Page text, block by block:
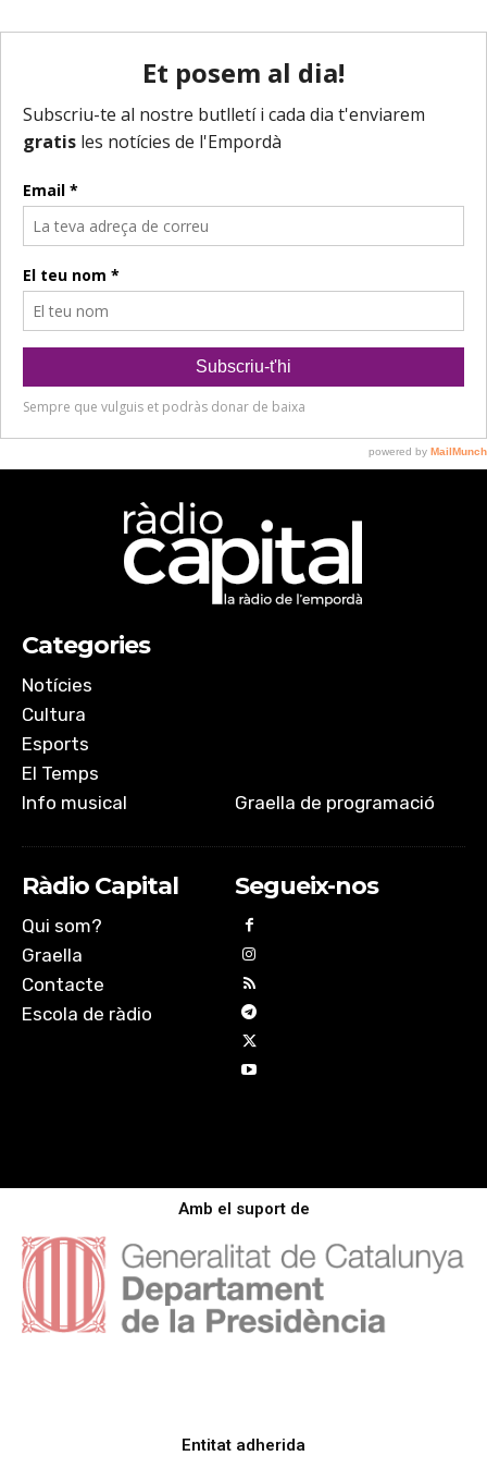
Categories
Notícies
Cultura
Esports
El Temps
Info musical
Graella de programació
Ràdio Capital
Qui som?
Graella
Contacte
Escola de ràdio
Segueix-nos
Amb el suport de
Entitat adherida